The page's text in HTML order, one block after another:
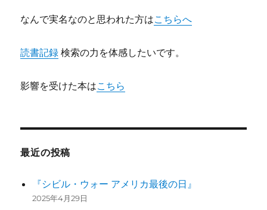
なんで実名なのと思われた方はこちらへ
読書記録 検索の力を体感したいです。
影響を受けた本はこちら
最近の投稿
『シビル・ウォー アメリカ最後の日』
2025年4月29日